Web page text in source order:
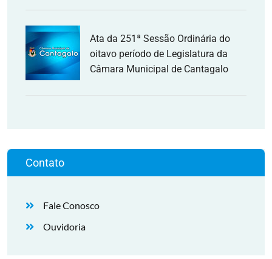
Ata da 251ª Sessão Ordinária do
oitavo período de Legislatura da
Câmara Municipal de Cantagalo
Contato
Fale Conosco
Ouvidoria